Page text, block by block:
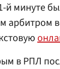
минуте
арбитром
в РПЛ